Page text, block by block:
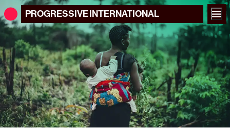
PROGRESSIVEINTERNATIONAL